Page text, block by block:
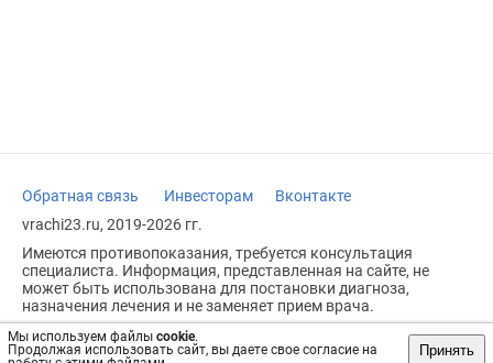
Мы используем файлы cookie.
Продолжая использовать сайт, вы даете свое согласие на
Принять
Обратная связь Инвесторам
Вконтакте
vrachi23.ru, 2019-2026 гг.
Имеются противопоказания, требуется консультация
специалиста. Информация, представленная на сайте, не
может быть использована для постановки диагноза,
назначения лечения и не заменяет прием врача.
Возрастное ограничение: 18+